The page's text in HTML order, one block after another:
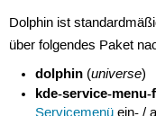
Dolphin ist
über folgendes Paket
dolphin (universe)
kde-service-